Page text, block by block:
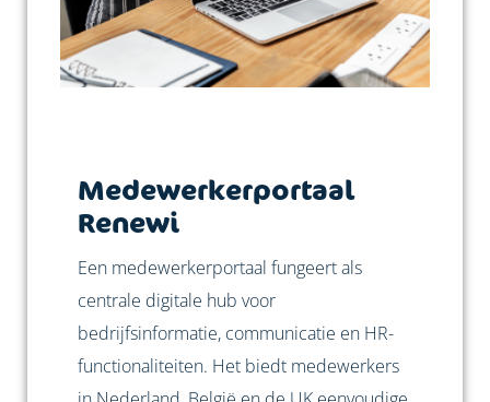
Medewerkerportaal
Renewi
Een medewerkerportaal fungeert als
centrale digitale hub voor
bedrijfsinformatie, communicatie en HR-
functionaliteiten. Het biedt medewerkers